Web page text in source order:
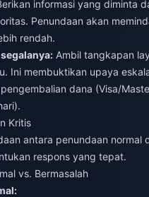
informasi yang diminta
Penundaan akan
rendah.
Ambil tangkapan
Ini membuktikan upaya
dana (Visa/
Kritis
antara penundaan normal
respons yang tepat.
vs. Bermasalah